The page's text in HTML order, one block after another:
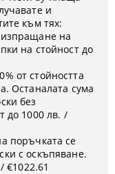
и
към тях:
на
на стойност до
от стойността
Останалата сума
без
до 1000 лв. /
поръчката се
с оскъпяване.
€1022.61